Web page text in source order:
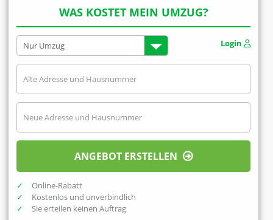
WAS KOSTET MEIN UMZUG?
Login
ANGEBOT ERSTELLEN
Online-Rabatt
Kostenlos und unverbindlich
Sie erteilen keinen Auftrag